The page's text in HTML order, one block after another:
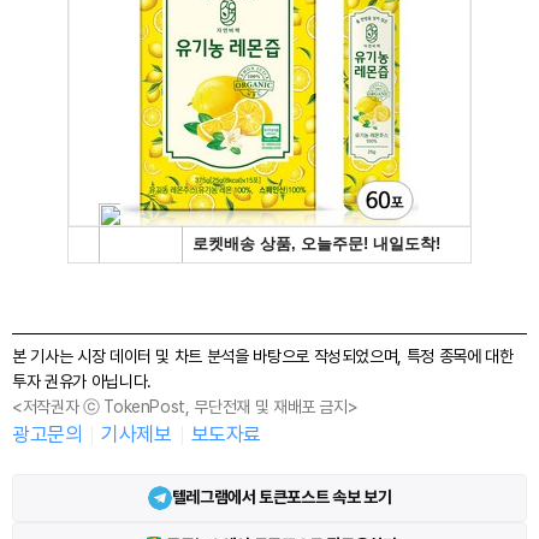
본 기사는 시장 데이터 및 차트 분석을 바탕으로 작성되었으며, 특정 종목에 대한
투자 권유가 아닙니다.
<저작권자 ⓒ TokenPost, 무단전재 및 재배포 금지>
광고문의 기사제보 보도자료
텔레그램에서 토큰포스트 속보 보기